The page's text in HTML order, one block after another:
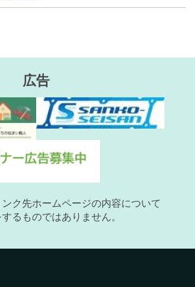
広告
ク先ホームページの内容について
るものではありません。